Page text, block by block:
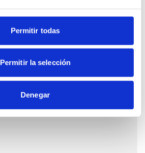
Permitir todas
Permitir la selección
Denegar